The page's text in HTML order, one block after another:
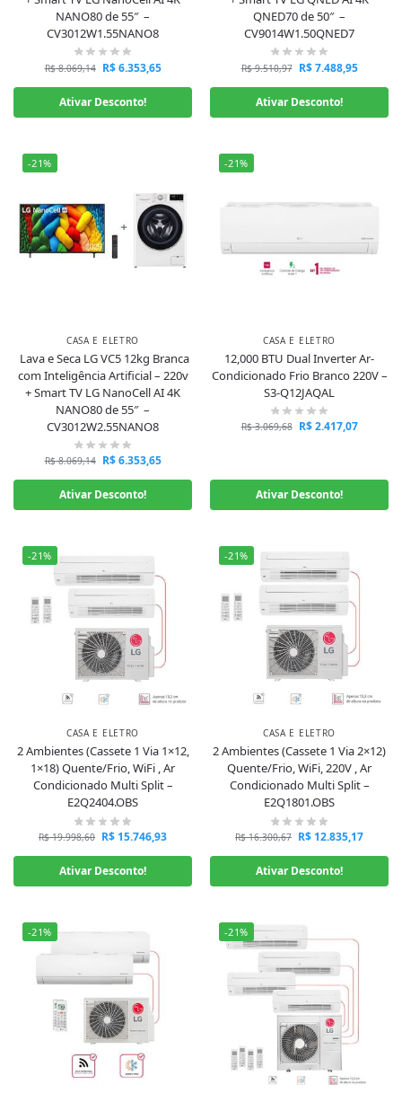
NANO80 de 55″ –
CV3012W1.55NANO8
R$8.069,14 R$6.353,65
Ativar Desconto!
QNED70 de 50″ –
CV9014W1.50QNED7
R$9.510,97 R$7.488,95
Ativar Desconto!
-21%
CASA E ELETRO
Lava e Seca LG VC5 12kg Branca
com Inteligência Artificial – 220v
+ Smart TV LG NanoCell AI 4K
NANO80 de 55″ –
CV3012W2.55NANO8
R$8.069,14 R$6.353,65
Ativar Desconto!
-21%
CASA E ELETRO
12,000 BTU Dual Inverter Ar-
Condicionado Frio Branco 220V –
S3-Q12JAQAL
R$3.069,68 R$2.417,07
Ativar Desconto!
-21%
CASA E ELETRO
2 Ambientes (Cassete 1 Via 1×12,
1×18) Quente/Frio, WiFi , Ar
Condicionado Multi Split –
E2Q2404.OBS
R$19.998,60 R$ 15.746,93
Ativar Desconto!
-21%
CASA E ELETRO
2 Ambientes (Cassete 1 Via 2×12)
Quente/Frio, WiFi, 220V , Ar
Condicionado Multi Split –
E2Q1801.OBS
R$16.300,67 R$ 12.835,17
Ativar Desconto!
-21% -21%